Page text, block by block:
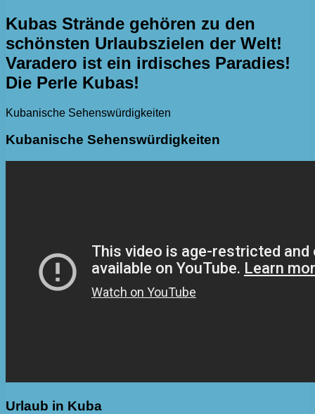
Kubas Strände gehören zu den
schönsten Urlaubszielen der Welt!
Varadero ist ein irdisches Paradies!
Die Perle Kubas!
Kubanische Sehenswürdigkeiten
Kubanische Sehenswürdigkeiten
Urlaub in Kuba